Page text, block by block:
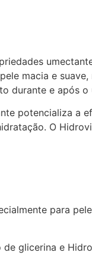
macia e
durante e após o
potencializa a
O
para
glicerina e